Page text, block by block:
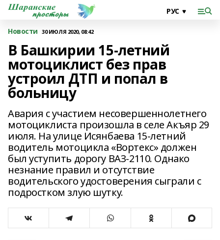
Новости 30 ИЮЛЯ 2020, 08:42
В Башкирии 15-летний
мотоциклист без прав
устроил ДТП и попал в
больницу
Авария с участием несовершеннолетнего
мотоциклиста произошла в селе Акъяр 29
июля. На улице Исянбаева 15-летний
водитель мотоцикла «Вортекс» должен
был уступить дорогу ВАЗ-2110. Однако
незнание правил и отсутствие
водительского удостоверения сыграли с
подростком злую шутку.